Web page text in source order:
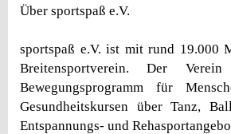
Über sportspaß e.V.
sportspaß e.V. ist mit rund 19.000
Breitensportverein. Der
Bewegungsprogramm für
Gesundheitskursen über Tanz,
Entspannungs- und